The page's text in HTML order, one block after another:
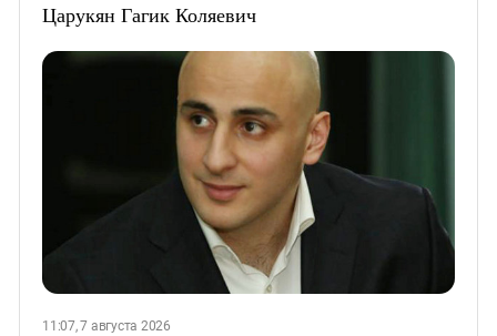
Царукян Гагик Коляевич
11:07, 7 августа 2026